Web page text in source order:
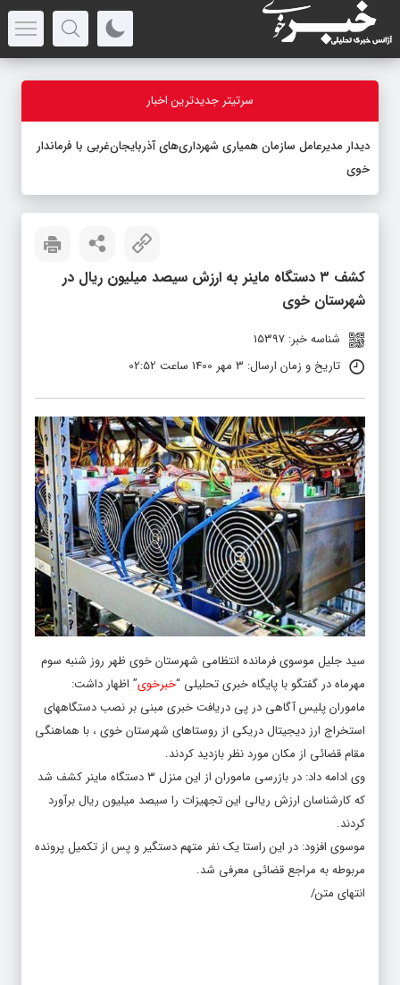
سرتیتر جدیدترین اخبار
دیدار مدیرعامل سازمان همیاری شهرداری‌های آذربایجان‌غربی با فرماندار
خوی
کشف ۳ دستگاه ماینر به ارزش سیصد میلیون ریال در
شهرستان خوی
شناسه خبر: 15397
تاریخ و زمان ارسال: 3 مهر 1400 ساعت 02:52
سید جلیل موسوی فرمانده انتظامی شهرستان خوی ظهر روز شنبه سوم
مهرماه در گفتگو با پایگاه خبری تحلیلی “خبرخوی” اظهار داشت:
ماموران پلیس آگاهی در پی دریافت خبری مبنی بر نصب دستگاههای
استخراج ارز دیجیتال دریکی از روستاهای شهرستان خوی ، با هماهنگی
مقام قضائی از مکان مورد نظر بازدید کردند.
وی ادامه داد: در بازرسی ماموران از این منزل ۳ دستگاه ماینر کشف شد
که کارشناسان ارزش ریالی این تجهیزات را سیصد میلیون ریال برآورد
کردند.
موسوی افزود: در این راستا یک نفر متهم دستگیر و پس از تکمیل پرونده
مربوطه به مراجع قضائی معرفی شد.
انتهای متن/